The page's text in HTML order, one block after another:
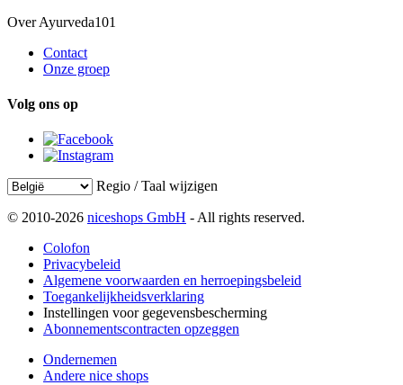
Over Ayurveda101
Contact
Onze groep
Volg ons op
Regio / Taal wijzigen
© 2010-2026 niceshops GmbH - All rights reserved.
Colofon
Privacybeleid
Algemene voorwaarden en herroepingsbeleid
Toegankelijkheidsverklaring
Instellingen voor gegevensbescherming
Abonnementscontracten opzeggen
Ondernemen
Andere nice shops